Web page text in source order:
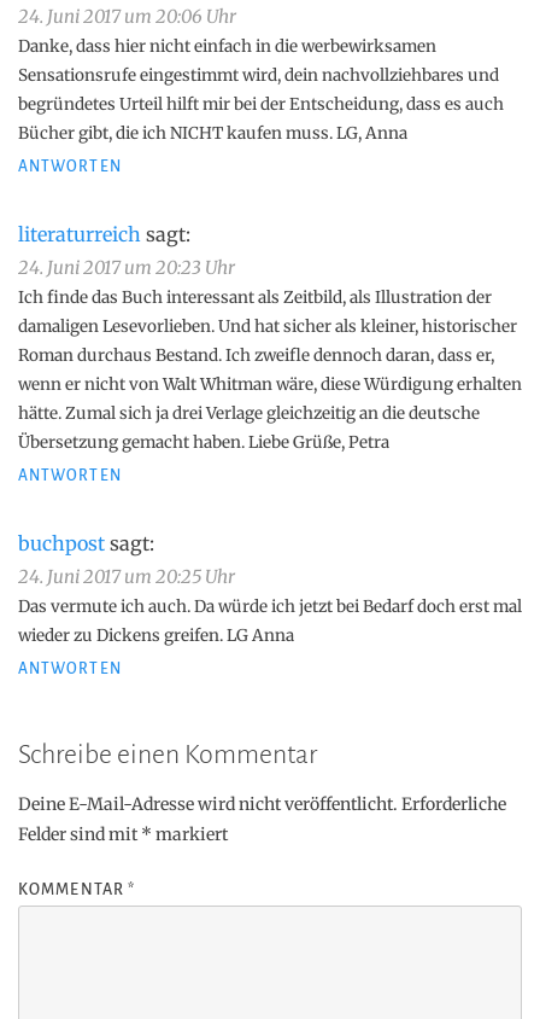
24. Juni 2017 um 20:06 Uhr
Danke, dass hier nicht einfach in die werbewirksamen
Sensationsrufe eingestimmt wird, dein nachvollziehbares und
begründetes Urteil hilft mir bei der Entscheidung, dass es auch
Bücher gibt, die ich NICHT kaufen muss. LG, Anna
ANTWORTEN
literaturreich sagt:
24. Juni 2017 um 20:23 Uhr
Ich finde das Buch interessant als Zeitbild, als Illustration der
damaligen Lesevorlieben. Und hat sicher als kleiner, historischer
Roman durchaus Bestand. Ich zweifle dennoch daran, dass er,
wenn er nicht von Walt Whitman wäre, diese Würdigung erhalten
hätte. Zumal sich ja drei Verlage gleichzeitig an die deutsche
Übersetzung gemacht haben. Liebe Grüße, Petra
ANTWORTEN
buchpost sagt:
24. Juni 2017 um 20:25 Uhr
Das vermute ich auch. Da würde ich jetzt bei Bedarf doch erst mal
wieder zu Dickens greifen. LG Anna
ANTWORTEN
Schreibe einen Kommentar
Deine E-Mail-Adresse wird nicht veröffentlicht. Erforderliche
Felder sind mit * markiert
KOMMENTAR*